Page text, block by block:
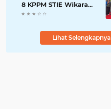
8 KPPM STIE Wikara
Bersama Kepala Desa
Kecamatan Bojong
Lihat Selengkapnya